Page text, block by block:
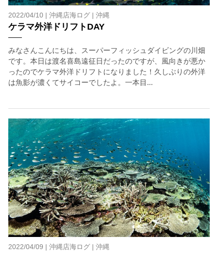
2022/04/10 | 沖縄店海ログ| 沖縄
ケラマ外洋ドリフトDAY
みなさんこんにちは、スーパーフィッシュダイビングの川畑
です。本日は渡名喜島遠征日だったのですが、風向きが悪か
ったのでケラマ外洋ドリフトになりました！久しぶりの外洋
は魚影が濃くてサイコーでしたよ。一本目...
2022/04/09 | 沖縄店海ログ| 沖縄